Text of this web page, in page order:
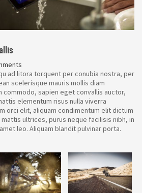
ad litora torquent per conubia nostra, per
scelerisque mauris mollis diam
commodo, sapien eget convallis auctor,
elementum risus nulla viverra
orci elit, aliquam condimentum elit dictum
ultrices, purus neque facilisis nibh, in
leo. Aliquam blandit pulvinar porta.